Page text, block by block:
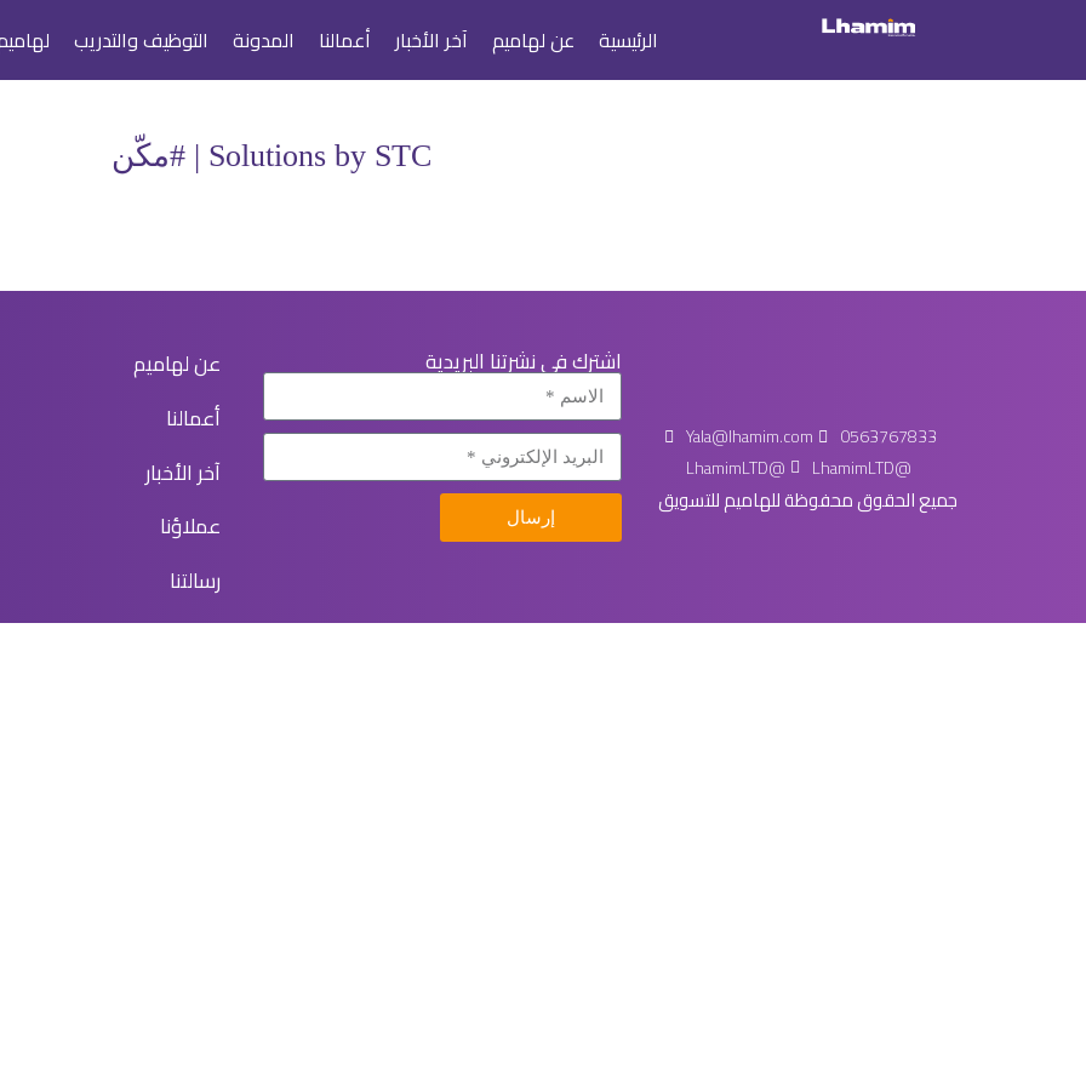
الرئيسية عن لهاميم آخر الأخبار أعمالنا المدونة التوظيف والتدريب
Solutions by STC | #مكّن
Yala@lhamim.com
0563767833
LhamimLTD@
LhamimLTD@
جميع الحقوق محفوظة للهاميم للتسويق
اشترك في نشرتنا البريدية
إرسال
عن لهاميم
أعمالنا
آخر الأخبار
عملاؤنا
رسالتنا